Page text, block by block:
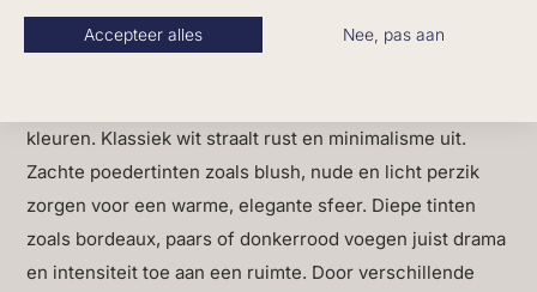
zorgt ervoor dat premium kunsttulpen nauwelijks van
echte tulpen te onderscheiden zijn, zelfs van dichtbij.
kleuren. Klassiek wit straalt rust en minimalisme uit.
Zachte poedertinten zoals blush, nude en licht perzik
zorgen voor een warme, elegante sfeer. Diepe tinten
zoals bordeaux, paars of donkerrood voegen juist drama
en intensiteit toe aan een ruimte. Door verschillende
Accepteer alles Nee, pas aan